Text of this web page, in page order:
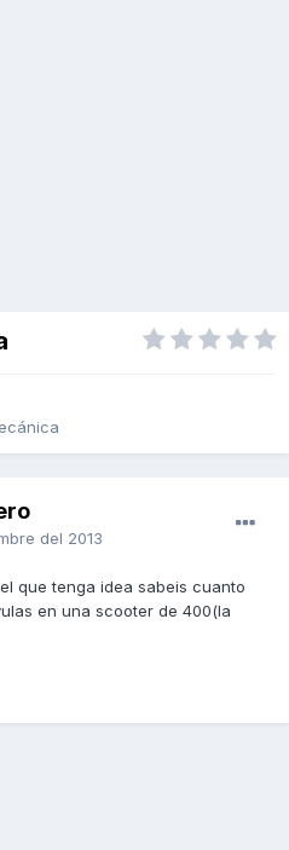
del 2013
que tenga idea sabeis cuanto
en una scooter de 400(la